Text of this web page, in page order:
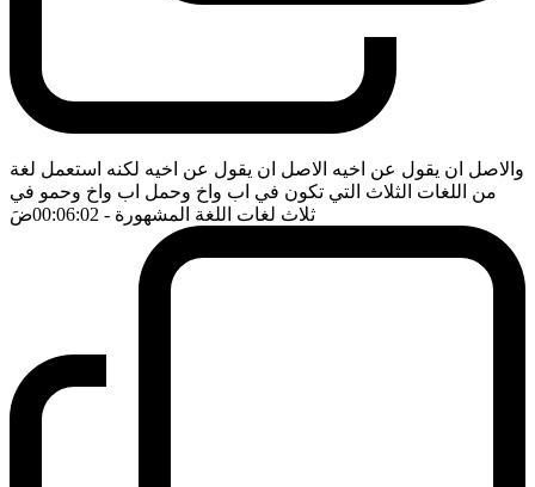
والاصل ان يقول عن اخيه الاصل ان يقول عن اخيه لكنه استعمل لغة
من اللغات الثلاث التي تكون في اب واخ وحمل اب واخ وحمو في
ثلاث لغات اللغة المشهورة - 00:06:02 ضَ